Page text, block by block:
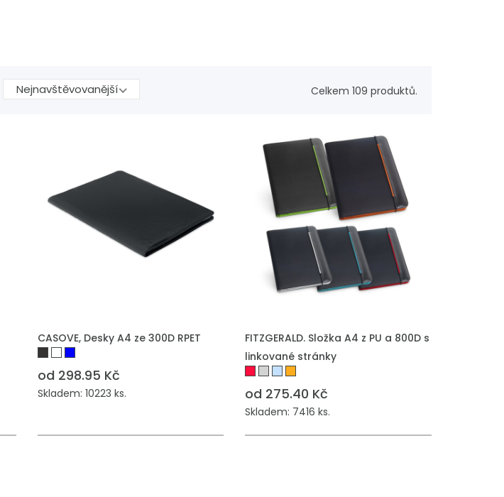
Nejnavštěvovanější Celkem 109 produktů.
CASOVE, Desky A4 ze 300D RPET
od 298.95 Kč
Skladem: 10223 ks.
FITZGERALD. Složka A4 z PU a 800D s
linkované stránky
od 275.40 Kč
Skladem: 7416 ks.